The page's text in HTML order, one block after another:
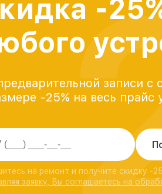
-
записи с
-25% на весь прайс
на ремонт и получите скидку -
заявку, Вы соглашаетесь на